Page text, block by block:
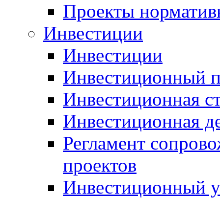
Проекты
Инвестиции
Инвестиции
Инвестиционный
Инвестиционная
Инвестиционная
Регламент
проектов
Инвестиционный